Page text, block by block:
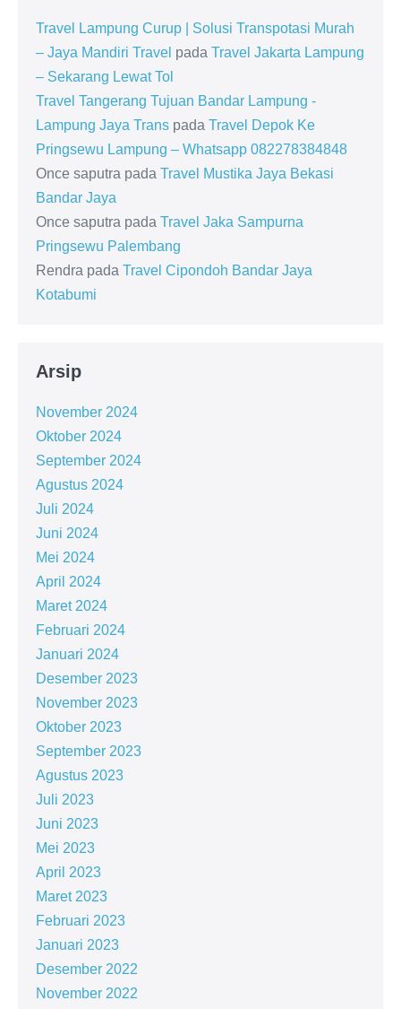
Travel Lampung Curup | Solusi Transpotasi Murah
– Jaya Mandiri Travel pada Travel Jakarta Lampung
– Sekarang Lewat Tol
Travel Tangerang Tujuan Bandar Lampung -
Lampung Jaya Trans pada Travel Depok Ke
Pringsewu Lampung – Whatsapp 082278384848
Once saputra pada Travel Mustika Jaya Bekasi
Bandar Jaya
Once saputra pada Travel Jaka Sampurna
Pringsewu Palembang
Rendra pada Travel Cipondoh Bandar Jaya
Kotabumi
Arsip
November 2024
Oktober 2024
September 2024
Agustus 2024
Juli 2024
Juni 2024
Mei 2024
April 2024
Maret 2024
Februari 2024
Januari 2024
Desember 2023
November 2023
Oktober 2023
September 2023
Agustus 2023
Juli 2023
Juni 2023
Mei 2023
April 2023
Maret 2023
Februari 2023
Januari 2023
Desember 2022
November 2022